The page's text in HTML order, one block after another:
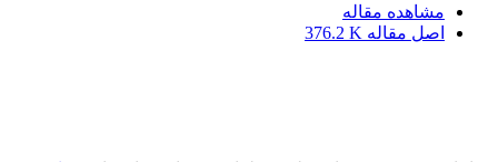
مشاهده مقاله
اصل مقاله 376.2 K